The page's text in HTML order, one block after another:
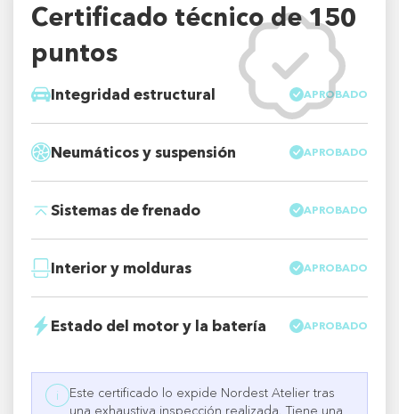
Certificado técnico de 150
puntos
Integridad estructural APROBADO
Neumáticos y suspensión APROBADO
Sistemas de frenado APROBADO
Interior y molduras APROBADO
Estado del motor y la batería APROBADO
i
Este certificado lo expide Nordest Atelier tras
una exhaustiva inspección realizada. Tiene una